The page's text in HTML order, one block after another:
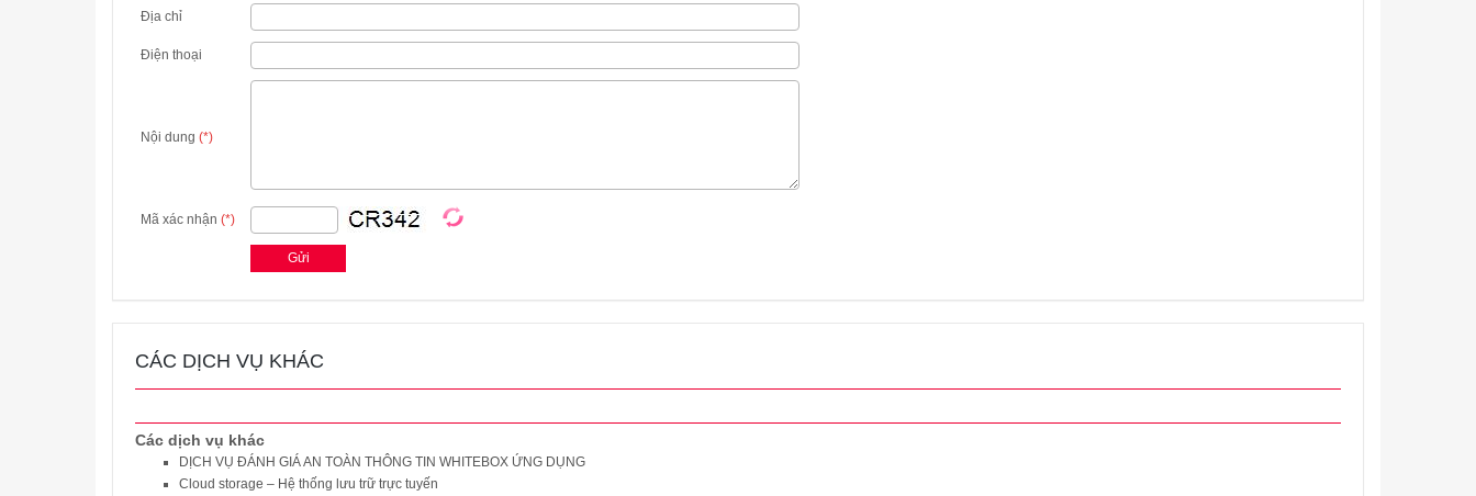
Địa chỉ
Điện thoại
Nội dung (*)
Mã xác nhận (*)
CÁC DỊCH VỤ KHÁC
Các dịch vụ khác
DỊCH VỤ ĐÁNH GIÁ AN TOÀN THÔNG TIN WHITEBOX ỨNG DỤNG
Cloud storage – Hệ thống lưu trữ trực tuyến